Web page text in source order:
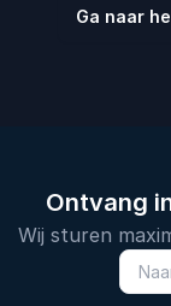
Ga naar
Ontvang
Wij sturen